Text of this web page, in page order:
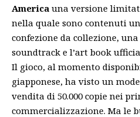
America una versione
nella quale sono contenuti
confezione da collezione,
soundtrack e l’art book
Il gioco, al momento
giapponese, ha visto un
vendita di 50.000 copie nei
commercializzazione. Ma le